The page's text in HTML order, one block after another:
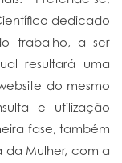
dedicado
trabalho, a ser
resultará uma
do mesmo
e utilização
fase, também
da Mulher, com a